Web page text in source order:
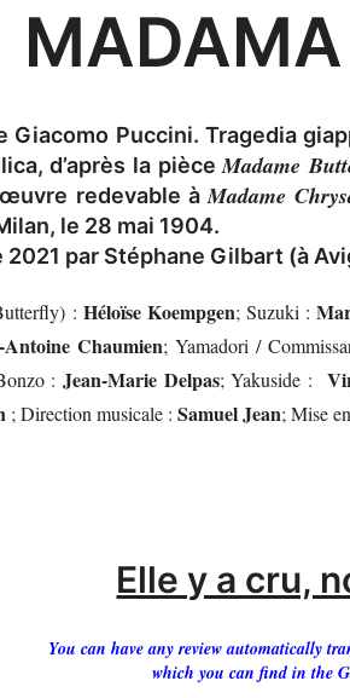
Giacomo Puccini. Tragedia
d’après la pièceMadame
redevable à Madame
le 28 mai 1904.
2021 par Stéphane Gilbart (à
: Héloïse Koempgen; Suzuki :
Chaumien; Yamadori /
:Jean-Marie Delpas; Yakuside :
; Direction musicale : Samuel Jean; Mise
Elle y a cru,
You can have any review automatically
which you can find in the